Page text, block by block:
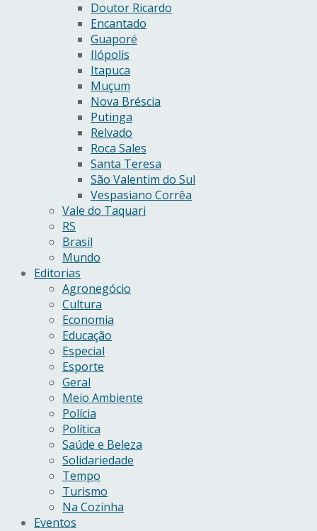
Doutor Ricardo
Encantado
Guaporé
Ilópolis
Itapuca
Muçum
Nova Bréscia
Putinga
Relvado
Roca Sales
Santa Teresa
São Valentim do Sul
Vespasiano Corrêa
Vale do Taquari
RS
Brasil
Mundo
Editorias
Agronegócio
Cultura
Economia
Educação
Especial
Esporte
Geral
Meio Ambiente
Polícia
Política
Saúde e Beleza
Solidariedade
Tempo
Turismo
Na Cozinha
Eventos